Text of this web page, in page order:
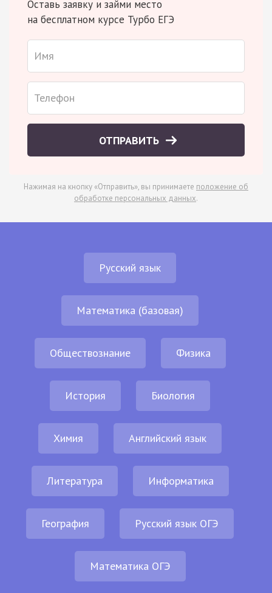
Оставь заявку и займи место
на бесплатном курсе Турбо ЕГЭ
ОТПРАВИТЬ
Нажимая на кнопку «Отправить», вы принимаете положение об
обработке персональных данных.
Русский язык
Математика (базовая)
Обществознание Физика
История Биология
Химия Английский язык
Литература Информатика
География Русский язык ОГЭ
Математика ОГЭ